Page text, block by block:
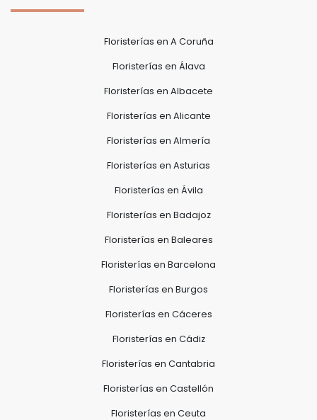
Floristerías en A Coruña
Floristerías en Álava
Floristerías en Albacete
Floristerías en Alicante
Floristerías en Almería
Floristerías en Asturias
Floristerías en Ávila
Floristerías en Badajoz
Floristerías en Baleares
Floristerías en Barcelona
Floristerías en Burgos
Floristerías en Cáceres
Floristerías en Cádiz
Floristerías en Cantabria
Floristerías en Castellón
Floristerías en Ceuta